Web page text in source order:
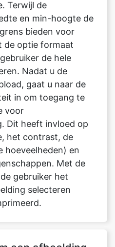
optie formaat
de hele
Nadat u de
gaat u naar de
in om toegang te
voor
Dit heeft invloed op
het contrast, de
en
Met de
gebruiker het
selecteren
een afbeelding
verkregen door het